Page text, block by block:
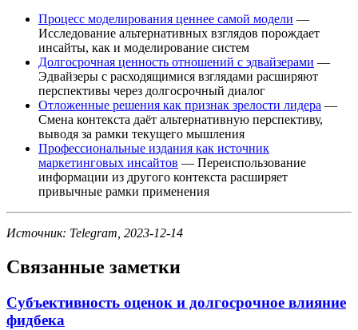
Процесс моделирования ценнее самой модели —
Исследование альтернативных взглядов порождает
инсайты, как и моделирование систем
Долгосрочная ценность отношений с эдвайзерами —
Эдвайзеры с расходящимися взглядами расширяют
перспективы через долгосрочный диалог
Отложенные решения как признак зрелости лидера —
Смена контекста даёт альтернативную перспективу,
выводя за рамки текущего мышления
Профессиональные издания как источник
маркетинговых инсайтов — Переиспользование
информации из другого контекста расширяет
привычные рамки применения
Источник: Telegram, 2023-12-14
Связанные заметки
Субъективность оценок и долгосрочное влияние
фидбека